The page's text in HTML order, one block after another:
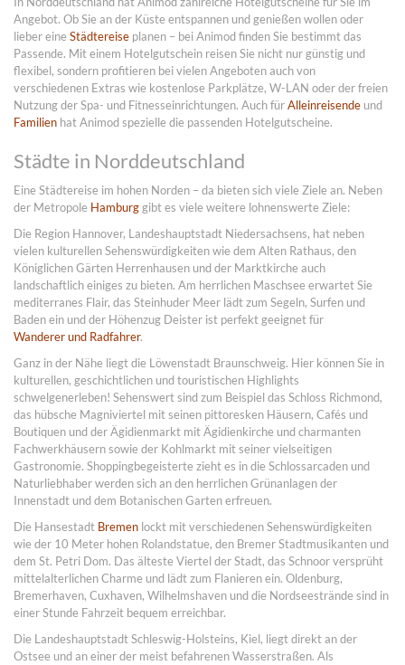
Angebot. Ob Sie an der Küste entspannen und genießen wollen oder
lieber eine Städtereise planen – bei Animod finden Sie bestimmt das
Passende. Mit einem Hotelgutschein reisen Sie nicht nur günstig und
flexibel, sondern profitieren bei vielen Angeboten auch von
verschiedenen Extras wie kostenlose Parkplätze, W-LAN oder der freien
Nutzung der Spa- und Fitnesseinrichtungen. Auch fürAlleinreisende und
Familien hat Animod spezielle die passenden Hotelgutscheine.
Städte in Norddeutschland
Eine Städtereise im hohen Norden – da bieten sich viele Ziele an. Neben
der Metropole Hamburg gibt es viele weitere lohnenswerte Ziele:
Die Region Hannover, Landeshauptstadt Niedersachsens, hat neben
vielen kulturellen Sehenswürdigkeiten wie dem Alten Rathaus, den
Königlichen Gärten Herrenhausen und der Marktkirche auch
landschaftlich einiges zu bieten. Am herrlichen Maschsee erwartet Sie
mediterranes Flair, das Steinhuder Meer lädt zum Segeln, Surfen und
Baden ein und der Höhenzug Deister ist perfekt geeignet für
Wanderer und Radfahrer.
Ganz in der Nähe liegt die Löwenstadt Braunschweig. Hier können Sie in
kulturellen, geschichtlichen und touristischen Highlights
schwelgenerleben! Sehenswert sind zum Beispiel das Schloss Richmond,
das hübsche Magniviertel mit seinen pittoresken Häusern, Cafés und
Boutiquen und der Ägidienmarkt mit Ägidienkirche und charmanten
Fachwerkhäusern sowie der Kohlmarkt mit seiner vielseitigen
Gastronomie. Shoppingbegeisterte zieht es in die Schlossarcaden und
Naturliebhaber werden sich an den herrlichen Grünanlagen der
Innenstadt und dem Botanischen Garten erfreuen.
Die Hansestadt Bremen lockt mit verschiedenen Sehenswürdigkeiten
wie der 10 Meter hohen Rolandstatue, den Bremer Stadtmusikanten und
dem St. Petri Dom. Das älteste Viertel der Stadt, das Schnoor versprüht
mittelalterlichen Charme und lädt zum Flanieren ein. Oldenburg,
Bremerhaven, Cuxhaven, Wilhelmshaven und die Nordseestrände sind in
einer Stunde Fahrzeit bequem erreichbar.
Die Landeshauptstadt Schleswig-Holsteins, Kiel, liegt direkt an der
Ostsee und an einer der meist befahrenen Wasserstraßen. Als